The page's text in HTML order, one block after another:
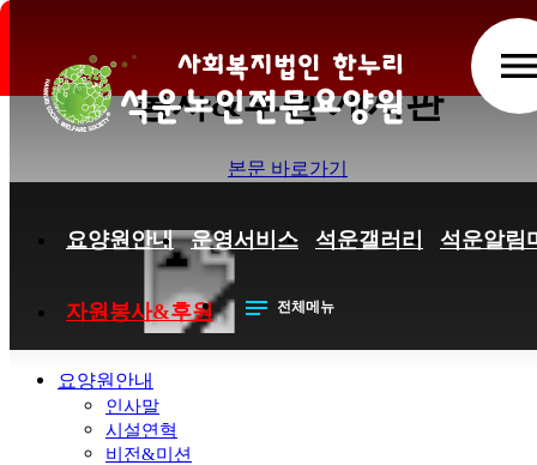
[2018년 8월 후원자 명단] > 자
봉사&후원 게시판
본문 바로가기
요양원안내 운영서비스 석운갤러리 석운알림
자원봉사&후원 notes 전체메뉴
요양원안내
인사말
시설연혁
비전&미션